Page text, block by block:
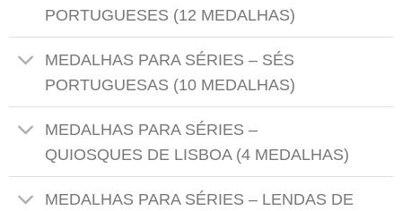
PORTUGUESES (12 MEDALHAS)
MEDALHAS PARA SÉRIES – SÉS
PORTUGUESAS (10 MEDALHAS)
MEDALHAS PARA SÉRIES –
QUIOSQUES DE LISBOA (4 MEDALHAS)
MEDALHAS PARA SÉRIES – LENDAS DE